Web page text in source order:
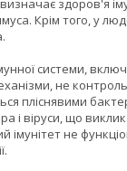
здоров'я
Крім того, у
системи,
не
пліснявими
і віруси, що
імунітет не